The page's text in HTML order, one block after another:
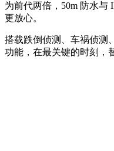
为前代两倍，50m 防水与
更放心。
搭载跌倒侦测、车祸侦测
功能，在最关键的时刻，